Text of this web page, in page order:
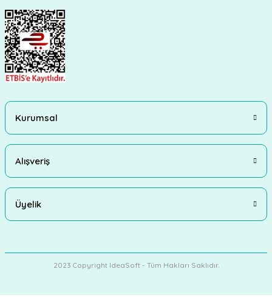
Kurumsal
Alışveriş
Üyelik
2023 Copyright IdeaSoft - Tüm Hakları Saklıdır.